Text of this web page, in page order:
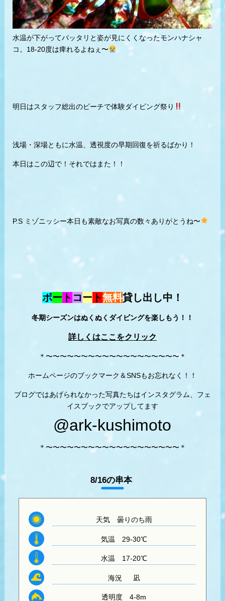
水温が下がってパッタリと姿が見にくくなったモンハナシャ
コ。18-20度は痺れるよねぇ〜
明日はスタッフ総出のビーチで体験ダイビング祭り
浅場・深場ともに水温、透視度の早期回復を祈るばかり！
本日はこの辺で！それではまた！！
P.S ミゾニッシー本日も素敵なお写真の数々ありがとうね〜
ボー ト コー ト無料貸し出し中！
冬期シーズンはぬくぬくダイビングを楽しもう！！
詳しくはここをクリック
＊〜〜〜〜〜〜〜〜〜〜〜〜〜〜〜〜〜〜〜＊
ホームページのブックマーク＆SNSもお忘れなく！！
ブログではあげられなかった写真たちはインスタグラム、フェ
イスブックでアップしてます
@ark-kushimoto
＊〜〜〜〜〜〜〜〜〜〜〜〜〜〜〜〜〜〜〜＊
8/16の串本
天気曇りのち雨
気温 29-30℃
水温 17-20℃
海況 凪
透明度 4-8m